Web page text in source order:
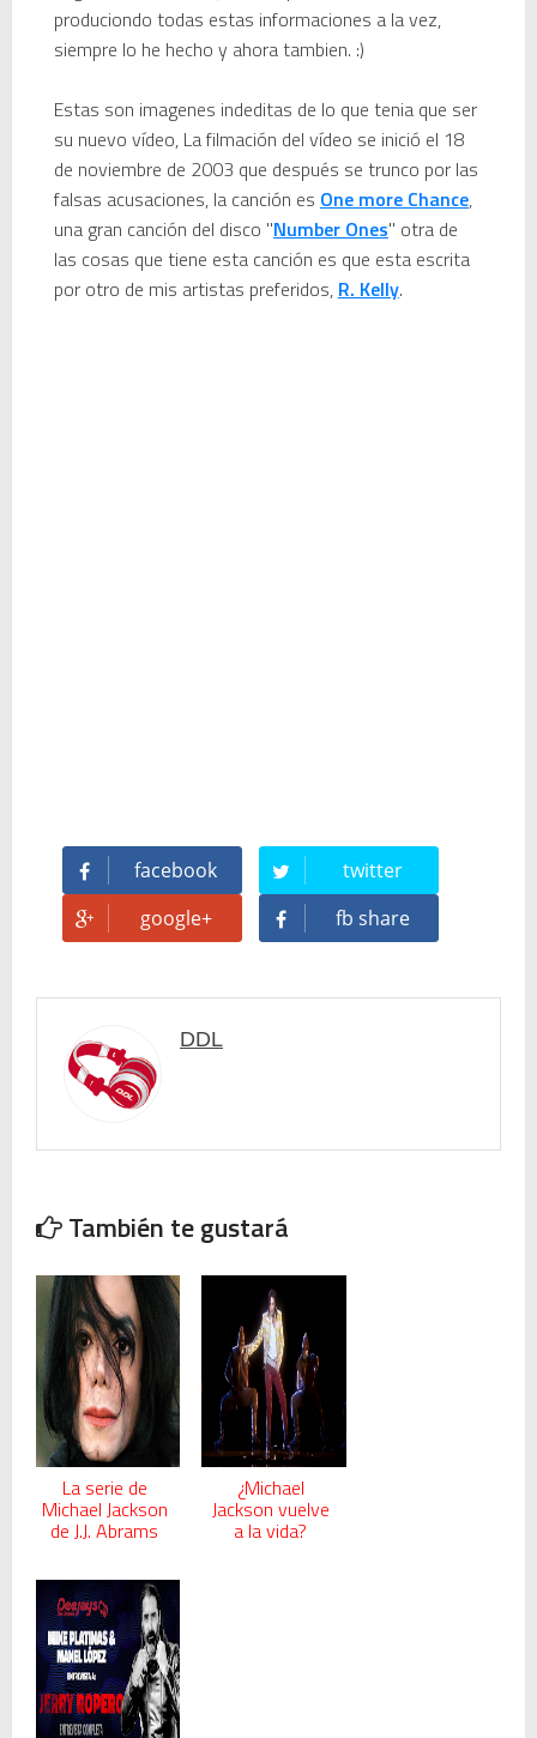
Una noche mágica en el Celler de Raimat
Recordando New Order - Be a Rebel el regreso elegante de una leyenda
produciondo todas estas informaciones a la vez,
siempre lo he hecho y ahora tambien. :)
Estas son imagenes indeditas de lo que tenia que ser
su nuevo vídeo, La filmación del vídeo se inició el 18
de noviembre de 2003 que después se trunco por las
falsas acusaciones, la canción es One more Chance,
una gran canción del disco "Number Ones" otra de
las cosas que tiene esta canción es que esta escrita
por otro de mis artistas preferidos, R. Kelly.
facebook
twitter
google+
fb share
DDL
También te gustará
La serie de
Michael Jackson
de J.J. Abrams
¿Michael
Jackson vuelve
a la vida?